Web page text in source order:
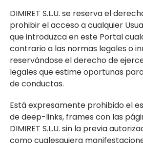
DIMIRET S.L.U. se reserva el
prohibir el acceso a cualquier
que introduzca en este Portal
contrario a las normas legales o
reservándose el derecho de
legales que estime oportunas
de conductas.
Está expresamente prohibido el
de deep-links, frames con las
DIMIRET S.L.U. sin la previa
como cualesquiera